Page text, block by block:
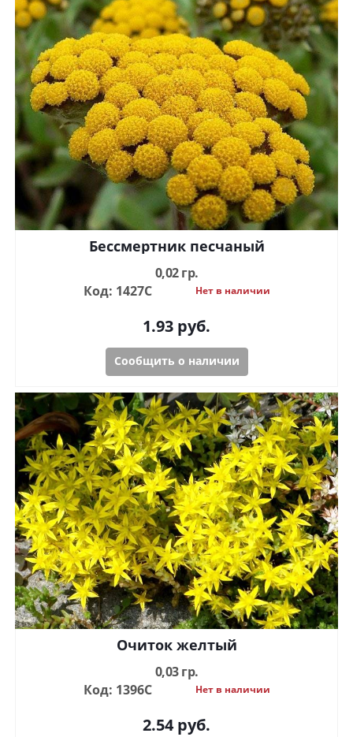
Бессмертник песчаный
0,02 гр.
Код: 1427С
Нет в наличии
1.93 руб.
Сообщить о наличии
Очиток желтый
0,03 гр.
Код: 1396С
Нет в наличии
2.54руб.